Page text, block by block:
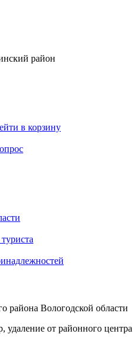
район
в корзину
района Вологодской области
от районного центра